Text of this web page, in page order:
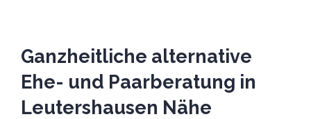
Ganzheitliche alternative
Ehe- und Paarberatung in
Leutershausen Nähe